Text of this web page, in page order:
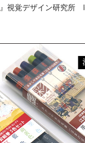
』視覚デザイン研究所